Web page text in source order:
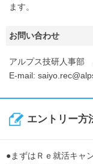
ます。
お問い合わせ
アルプス技研人事部
E-mail:
エントリー方
●まずはＲｅ就活キャ